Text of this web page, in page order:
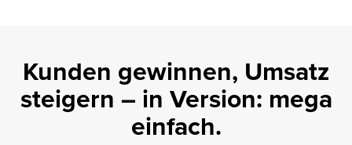
Kunden gewinnen, Umsatz
steigern – in Version: mega
einfach.